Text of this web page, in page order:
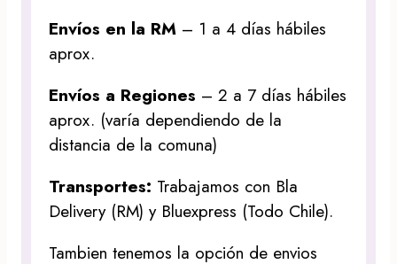
Envíos en la RM – 1 a 4 días hábiles
aprox.
Envíos a Regiones – 2 a 7 días hábiles
aprox. (varía dependiendo de la
distancia de la comuna)
Transportes: Trabajamos con Bla
Delivery (RM) y Bluexpress (Todo Chile).
Tambien tenemos la opción de envios